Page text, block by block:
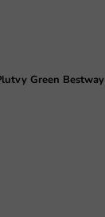
Green